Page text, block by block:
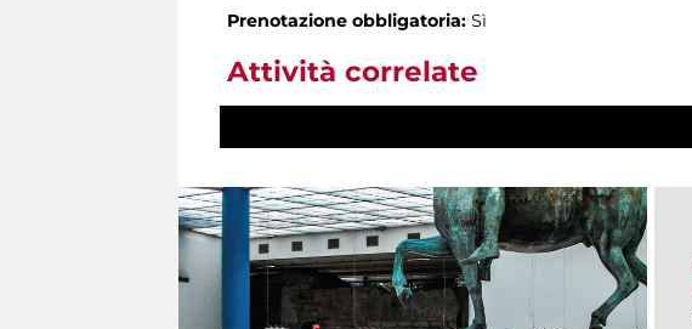
Prenotazione obbligatoria: Sì
Attività correlate